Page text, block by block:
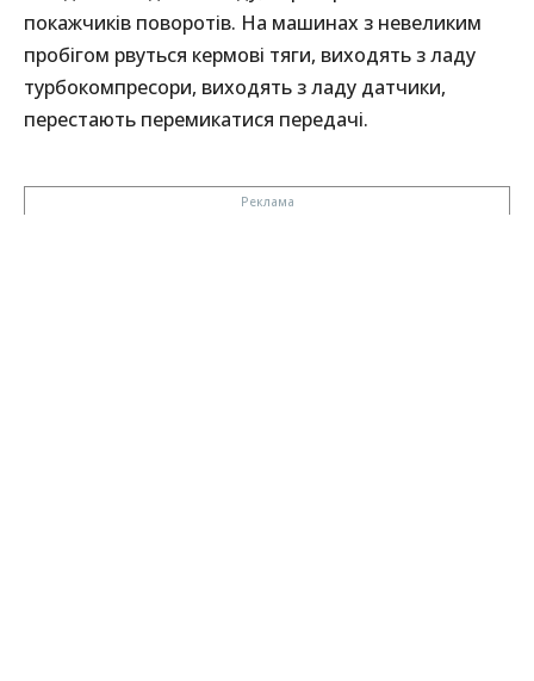
покажчиків поворотів. На машинах з невеликим
пробігом рвуться кермові тяги, виходять з ладу
турбокомпресори, виходять з ладу датчики,
перестають перемикатися передачі.